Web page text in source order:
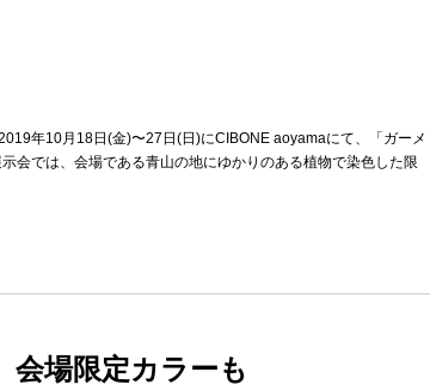
年10月18日(金)〜27日(日)にCIBONE aoyamaにて、「ガーメ
会では、会場である青山の地にゆかりのある植物で染色した限
会場限定カラーも